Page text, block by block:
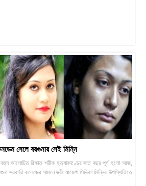
সেলে বরগুনার সেই মিন্নি
বহুল আলোচিত রিফাত শরীফ হত্যাকাণ্ডের সাত বছর পূর্ণ হলো আজ,
কলেজের সামনে স্ত্রী আয়েশা সিদ্দিকা মিন্নির উপস্থিতিতে